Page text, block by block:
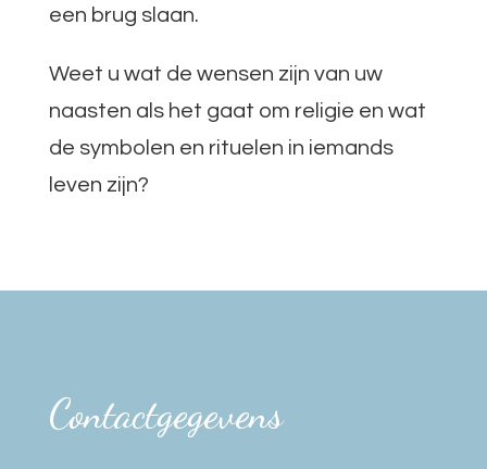
een brug slaan.
Weet u wat de wensen zijn van uw
naasten als het gaat om religie en wat
de symbolen en rituelen in iemands
leven zijn?
Contactgegevens